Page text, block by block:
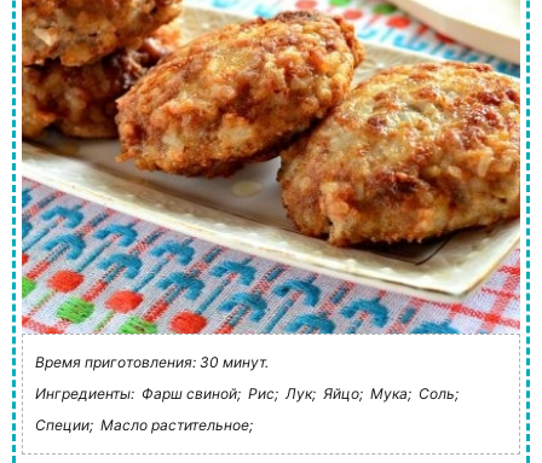
Время приготовления: 30 минут.
Ингредиенты: Фарш свиной; Рис; Лук; Яйцо; Мука; Соль;
Специи; Масло растительное;